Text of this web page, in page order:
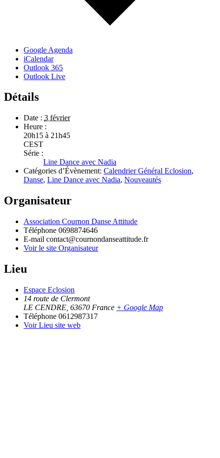
Google Agenda
iCalendar
Outlook 365
Outlook Live
Détails
Date : 3 février
Heure :
20h15 à 21h45
CEST
Série :
Line Dance avec Nadia
Catégories d’Évènement: Calendrier Général Eclosion,
Danse, Line Dance avec Nadia, Nouveautés
Organisateur
Association Cournon Danse Attitude
Téléphone 0698874646
E-mail contact@cournondanseattitude.fr
Voir le site Organisateur
Lieu
Espace Eclosion
14 route de Clermont
LE CENDRE 63670 France + Google Map
Téléphone 0612987317
Voir Lieu site web